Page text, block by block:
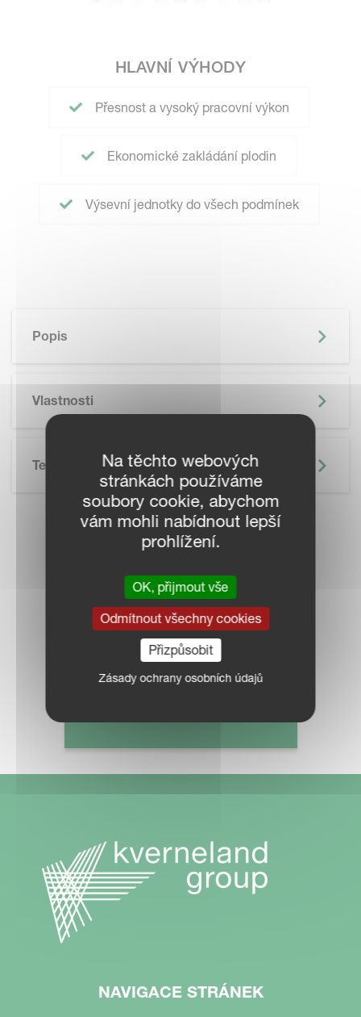
HLAVNÍ VÝHODY
Přesnost a vysoký pracovní výkon
Ekonomické zakládání plodin
Výsevní jednotky do všech podmínek
Popis
Vlastnosti
Technické Údaje
KONTAKTUJTE
PRODEJCE VE
VAŠEM OKOLÍ
NAVIGACE STRÁNEK
Na těchto webových
stránkách používáme
soubory cookie, abychom
vám mohli nabídnout lepší
prohlížení.
OK, přijmout vše
Odmítnout všechny cookies
Přizpůsobit
Zásady ochrany osobních údajů